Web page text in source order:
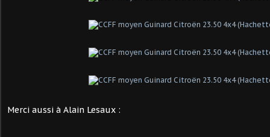
Merci aussi à Alain Lesaux :